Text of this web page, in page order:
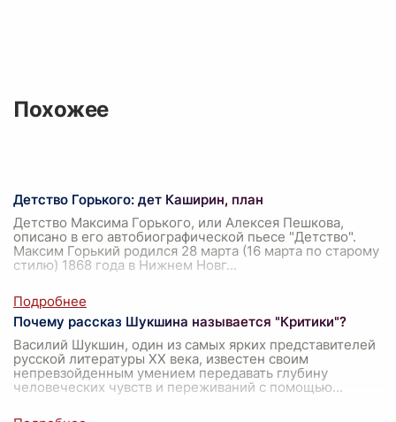
Похожее
Детство Горького: дет Каширин, план
Детство Максима Горького, или Алексея Пешкова,
описано в его автобиографической пьесе "Детство".
Максим Горький родился 28 марта (16 марта по старому
стилю) 1868 года в Нижнем Новг...
Почему рассказ Шукшина называется "Критики"?
Василий Шукшин, один из самых ярких представителей
русской литературы XX века, известен своим
непревзойденным умением передавать глубину
человеческих чувств и переживаний с помощью...